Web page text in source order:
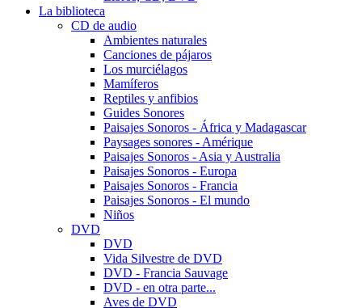
La biblioteca
CD de audio
Ambientes naturales
Canciones de pájaros
Los murciélagos
Mamíferos
Reptiles y anfibios
Guides Sonores
Paisajes Sonoros - África y Madagascar
Paysages sonores - Amérique
Paisajes Sonoros - Asia y Australia
Paisajes Sonoros - Europa
Paisajes Sonoros - Francia
Paisajes Sonoros - El mundo
Niños
DVD
DVD
Vida Silvestre de DVD
DVD - Francia Sauvage
DVD - en otra parte...
Aves de DVD